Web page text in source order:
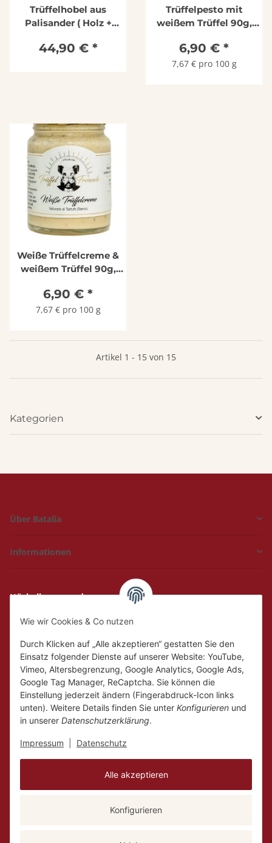
Alle akzeptieren
Konfigurieren
Wie wir Cookies & Co nutzen
Durch Klicken auf „Alle akzeptieren“ gestatten Sie den
Einsatz folgender Dienste auf unserer Website: YouTube,
Vimeo, Altersbegrenzung, Google Analytics, Google Ads,
Google Tag Manager, ReCaptcha. Sie können die
Einstellung jederzeit ändern (Fingerabdruck-Icon links
unten). Weitere Details finden Sie unter Konfigurieren und
in unserer Datenschutzerklärung.
Impressum Datenschutz
Trüffelhobel aus
Palisander ( Holz +
44,90 € *
Trüffelpesto mit
weißem Trüffel 90g,
6,90 € *
7,67 € pro 100 g
Weiße Trüffelcreme &
weißem Trüffel 90g,
6,90 € *
7,67 € pro 100 g
Artikel 1 - 15 von 15
Kategorien
Über Batalia
Informationen
Hückelhoven und
Mo.
Ruhetag
Di. - Fr.
10:00 - 18:00
10:00 - 14:00